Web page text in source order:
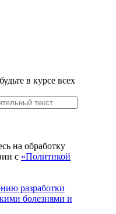
в курсе всех
на обработку
с «Политикой
разработки
болезнями и